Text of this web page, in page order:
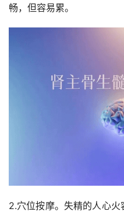
畅，但容易累。
2.穴位按摩。失精的人心